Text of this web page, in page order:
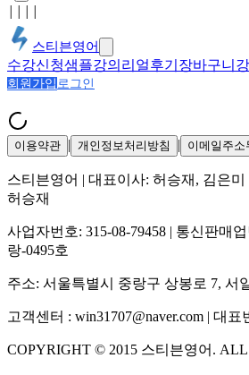
스티븐영어
수강신청샘플강의 리얼후기 장바구니
회원가입 로그인
이용약관 | 개인정보처리방침 | 이메일주소
스티븐영어 | 대표이사: 허승재, 김은미
허승재
사업자번호: 315-08-79458 | 통신판매
랑-0495호
주소: 서울특별시 중랑구 상봉로 7, 서
고객센터 : win31707@naver.com | 대표
COPYRIGHT © 2015 스티븐영어 . ALL